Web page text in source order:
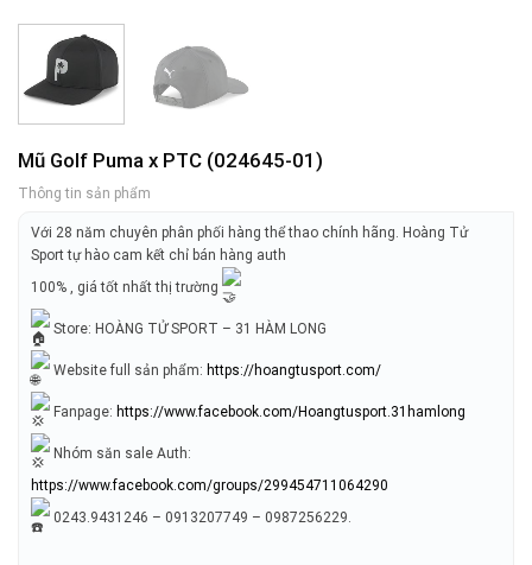
Mũ Golf Puma x PTC (024645-01)
Thông tin sản phẩm
Với 28 năm chuyên phân phối hàng thể thao chính hãng. Hoàng Tử
Sport tự hào cam kết chỉ bán hàng auth
100% , giá tốt nhất thị trường
Store: HOÀNG TỬ SPORT – 31 HÀM LONG
Website full sản phẩm: https://hoangtusport.com/
Fanpage: https://www.facebook.com/Hoangtusport.31hamlong
Nhóm săn sale Auth:
https://www.facebook.com/groups/299454711064290
0243.9431246 – 0913207749 – 0987256229.